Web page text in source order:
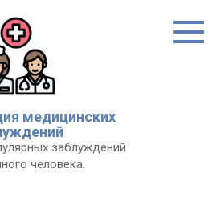
медицинских
заблуждений
человека.